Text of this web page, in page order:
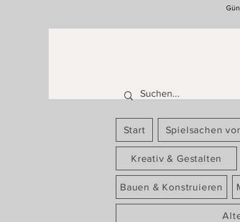
Start Spielsachen
Kreativ & Gestalten
Bauen & Konstruieren